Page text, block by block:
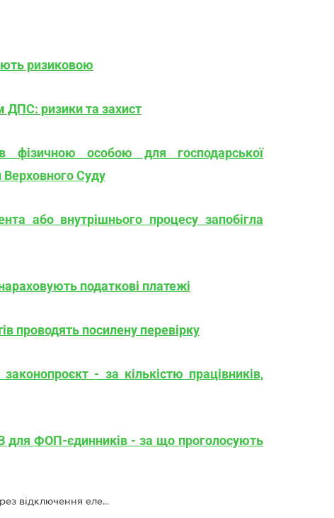
ризиковою
ДПС: ризики та захист
фізичною особою для господарської
Верховного Суду
або внутрішнього процесу запобігла
податкові платежі
проводять посилену перевірку
- за кількістю працівників,
для ФОП-єдинників - за що проголосують
Як підтвердити, що декларації не подані через відключення електрики – Мінфін